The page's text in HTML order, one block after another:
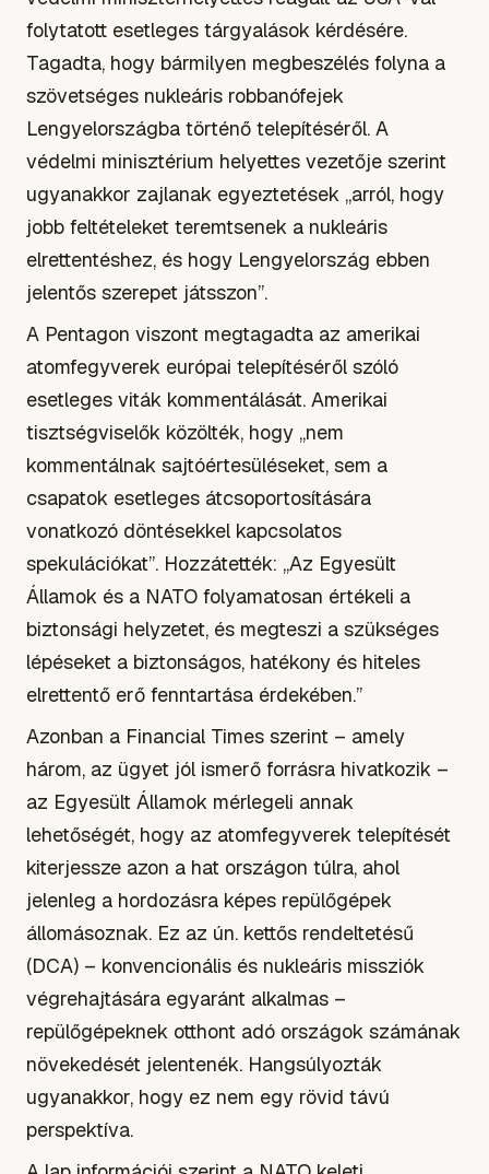
folytatott esetleges tárgyalások kérdésére.
Tagadta, hogy bármilyen megbeszélés folyna a
szövetséges nukleáris robbanófejek
Lengyelországba történő telepítéséről. A
védelmi minisztérium helyettes vezetője szerint
ugyanakkor zajlanak egyeztetések „arról, hogy
jobb feltételeket teremtsenek a nukleáris
elrettentéshez, és hogy Lengyelország ebben
jelentős szerepet játsszon”.
A Pentagon viszont megtagadta az amerikai
atomfegyverek európai telepítéséről szóló
esetleges viták kommentálását. Amerikai
tisztségviselők közölték, hogy „nem
kommentálnak sajtóértesüléseket, sem a
csapatok esetleges átcsoportosítására
vonatkozó döntésekkel kapcsolatos
spekulációkat”. Hozzátették: „Az Egyesült
Államok és a NATO folyamatosan értékeli a
biztonsági helyzetet, és megteszi a szükséges
lépéseket a biztonságos, hatékony és hiteles
elrettentő erő fenntartása érdekében.”
Azonban a Financial Times szerint – amely
három, az ügyet jól ismerő forrásra hivatkozik –
az Egyesült Államok mérlegeli annak
lehetőségét, hogy az atomfegyverek telepítését
kiterjessze azon a hat országon túlra, ahol
jelenleg a hordozásra képes repülőgépek
állomásoznak. Ez az ún. kettős rendeltetésű
(DCA) – konvencionális és nukleáris missziók
végrehajtására egyaránt alkalmas –
repülőgépeknek otthont adó országok számának
növekedését jelentenék. Hangsúlyozták
ugyanakkor, hogy ez nem egy rövid távú
perspektíva.